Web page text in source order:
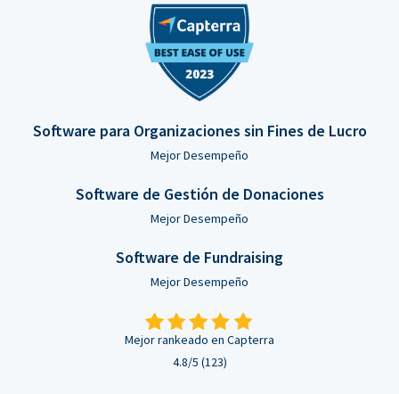
Software para Organizaciones sin Fines de Lucro
Mejor Desempeño
Software de Gestión de Donaciones
Mejor Desempeño
Software de Fundraising
Mejor Desempeño
Mejor rankeado en Capterra
4.8/5 (123)